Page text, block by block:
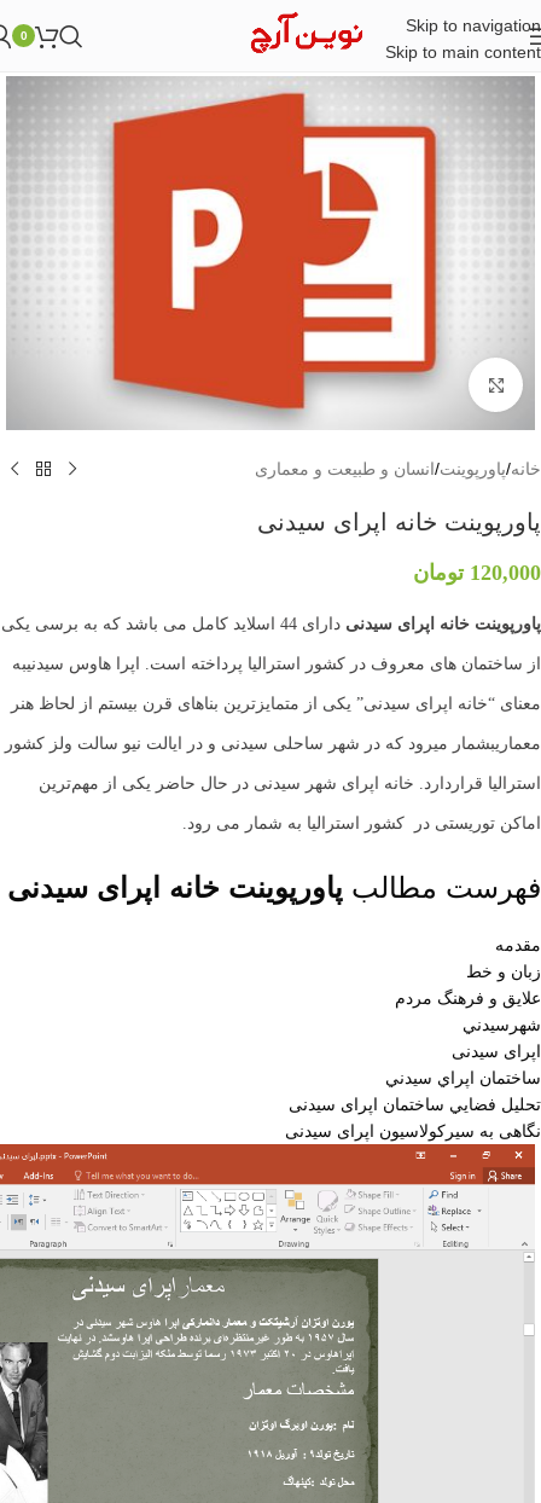
Skip to navigation
Skip to main content
0
بزرگنمایی تصویر
خانه/پاورپوینت/انسان و طبیعت و معماری
پاورپوینت خانه اپرای سیدنی
120,000 تومان
پاورپوینت خانه اپرای سیدنی دارای 44 اسلاید کامل می باشد که به برسی یکی
از ساختمان های معروف در کشور استرالیا پرداخته است. اپرا هاوس سیدنیبه
معنای “خانه اپرای سیدنی” یکی از متمایزترین بناهای قرن بیستم از لحاظ هنر
معماریبشمار میرود که در شهر ساحلی سیدنی و در ایالت نیو سالت ولز کشور
استرالیا قراردارد. خانه اپرای شهر سیدنی در حال حاضر یکی از مهم‌ترین
اماکن توریستی در کشور استرالیا به شمار می رود.
فهرست مطالب پاورپوینت خانه اپرای سیدنی
مقدمه
زبان و خط
علایق و فرهنگ مردم
شهرسيدني
اپرای سیدنی
ساختمان اپراي سيدني
تحليل فضايي ساختمان اپرای سيدنی
نگاهی به سیرکولاسیون اپرای سیدنی